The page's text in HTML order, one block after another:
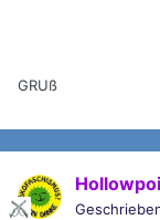
GRUß